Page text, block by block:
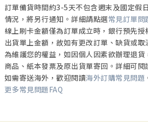
訂單備貨時間約3-5天不包含週末及國定假
情況，將另行通知。詳細請點選常見訂單問
線上刷卡金額僅為訂單成立時，銀行預先
出貨單上金額，故如有更改訂單、缺貨或取
為維護您的權益，如因個人因素欲辦理退
商品、紙本發票及原出貨單寄回。詳細可閱
如需寄送海外，歡迎閱讀海外訂購常見問題
更多常見問題FAQ